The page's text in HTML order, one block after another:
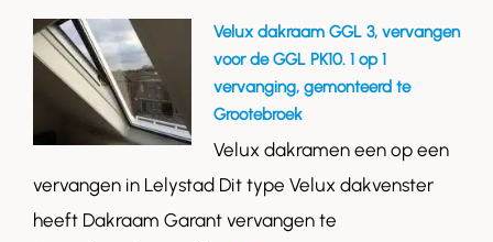
Velux dakraam GGL 3, vervangen
voor de GGL PK10. 1 op 1
vervanging, gemonteerd te
Grootebroek
Velux dakramen een op een
vervangen in Lelystad Dit type Velux dakvenster
heeft Dakraam Garant vervangen te